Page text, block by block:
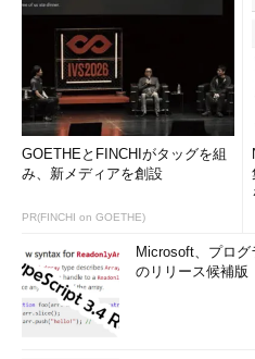
GOETHEとFINCHIがタッグを組
み、新メディアを創設
PR(FINCHI on GOETHE)
Microsoft、プログ
のリリース候補版